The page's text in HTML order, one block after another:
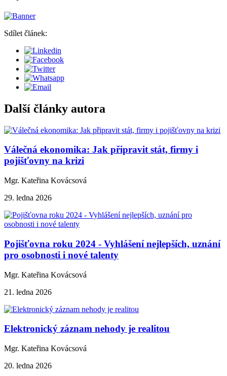
Sdílet článek:
Další články autora
Válečná ekonomika: Jak připravit stát, firmy i
pojišťovny na krizi
Mgr. Kateřina Kovácsová
29. ledna 2026
Pojišťovna roku 2024 - Vyhlášení nejlepších, uznání
pro osobnosti i nové talenty
Mgr. Kateřina Kovácsová
21. ledna 2026
Elektronický záznam nehody je realitou
Mgr. Kateřina Kovácsová
20. ledna 2026